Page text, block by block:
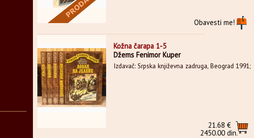
Obavesti me!
Kožna čarapa 1-5
Džems Fenimor Kuper
Izdavač: Srpska književna zadruga, Beograd 1991;
21.68 €
2450.00 din.